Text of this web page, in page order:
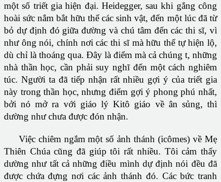
một số triết gia hiện đại. Heidegger, sau khi gắng công
hoài sức nắm bắt hữu thể các sinh vật, đến một lúc đã từ
bỏ dự định đó giữa đường và chú tâm đến các thi sĩ, vì
như ông nói, chính nơi các thi sĩ mà hữu thể tự hiện lộ,
dù chỉ là thoáng qua. Ðây là điểm mà cả chúng t, những
nhà thần học, cần phải suy nghĩ đến một cách nghiêm
túc. Người ta đã tiếp nhận rất nhiều gợi ý của triết gia
này trong thần học, nhưng điểm gợi ý phong phú nhất,
bởi nó mở ra với giáo lý Kitô giáo về ân sủng, thì
dường như chưa được đón nhận.
Việc chiêm ngắm một số ảnh thánh (icômes) về Mẹ
Thiên Chúa cũng đã giúp tôi rất nhiều. Tôi cảm thấy
dường như tất cả những điều mình dự định nói đều đã
được chứa đựng nơi các ảnh thánh đó. Các bức tranh